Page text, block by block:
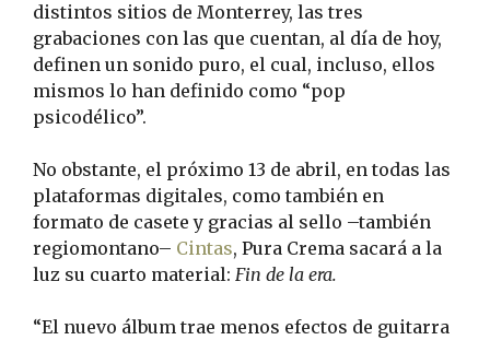
distintos sitios de Monterrey, las tres
grabaciones con las que cuentan, al día de hoy,
definen un sonido puro, el cual, incluso, ellos
mismos lo han definido como “pop
psicodélico”.
No obstante, el próximo 13 de abril, en todas las
plataformas digitales, como también en
formato de casete y gracias al sello –también
regiomontano– Cintas, Pura Crema sacará a la
luz su cuarto material: Fin de la era.
“El nuevo álbum trae menos efectos de guitarra